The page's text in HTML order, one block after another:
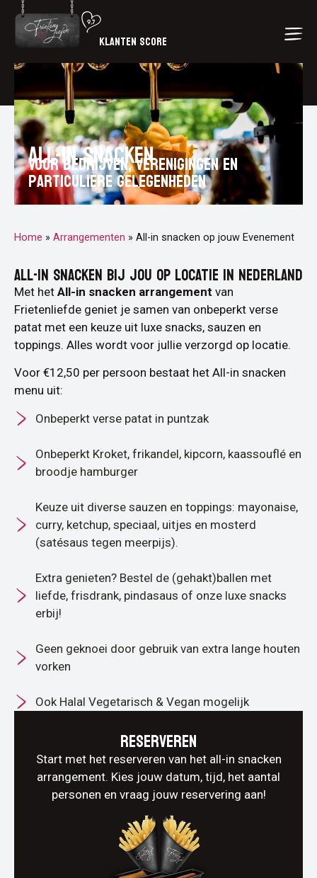
KLANTEN SCORE
All-in snacken
Voor bedrijven, verenigingen en
particuliere gelegenheden
Home » Arrangementen » All-in snacken op jouw Evenement
ALL-IN SNACKEN BIJ JOU OP LOCATIE IN NEDERLAND
Met het All-in snacken arrangement van
Frietenliefde geniet je samen van onbeperkt verse
patat met een keuze uit luxe snacks, sauzen en
toppings. Alles wordt voor jullie verzorgd op locatie.
Voor €12,50 per persoon bestaat het All-in snacken
menu uit:
Onbeperkt verse patat in puntzak
Onbeperkt Kroket, frikandel, kipcorn, kaassouflé en
broodje hamburger
Keuze uit diverse sauzen en toppings: mayonaise,
curry, ketchup, speciaal, uitjes en mosterd
(satésaus tegen meerpijs).
Extra genieten? Bestel de (gehakt)ballen met
liefde, frisdrank, pindasaus of onze luxe snacks
erbij!
Geen geknoei door gebruik van extra lange houten
vorken
Ook Halal Vegetarisch & Vegan mogelijk
Reserveren
Start met het reserveren van het all-in snacken
arrangement. Kies jouw datum, tijd, het aantal
personen en vraag jouw reservering aan!